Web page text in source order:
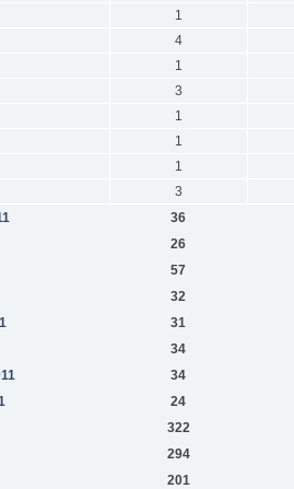
1
4
1
3
1
1
1
3
36
26
57
32
31
34
34
24
322
294
201